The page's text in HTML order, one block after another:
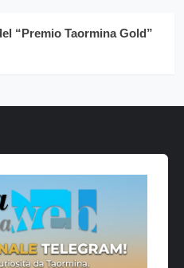
“Premio Taormina Gold”